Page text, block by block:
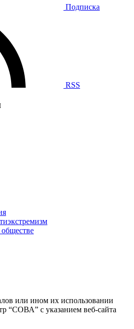
Подписка
RSS
или ином их использовании
“СОВА” с указанием веб-сайта